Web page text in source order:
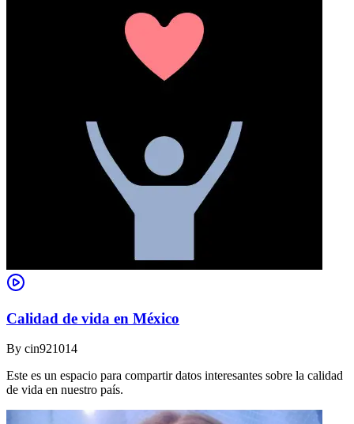
Calidad de vida en México
By cin921014
Este es un espacio para compartir datos interesantes sobre la calidad
de vida en nuestro país.